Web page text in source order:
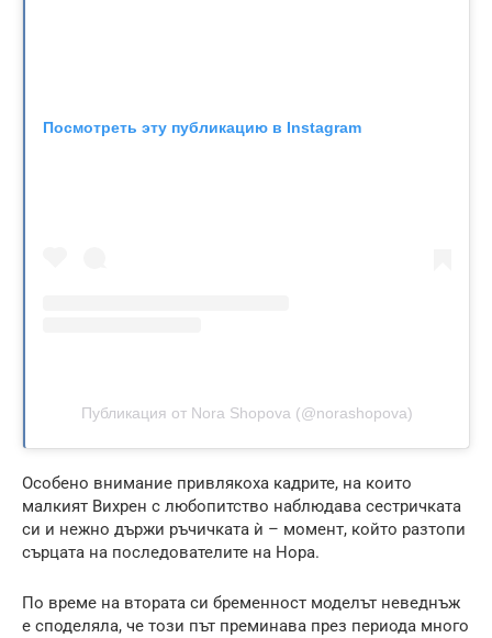
Посмотреть эту публикацию в Instagram
Публикация от Nora Shopova (@norashopova)
Особено внимание привлякоха кадрите, на които
малкият Вихрен с любопитство наблюдава сестричката
си и нежно държи ръчичката ѝ – момент, който разтопи
сърцата на последователите на Нора.
По време на втората си бременност моделът неведнъж
е споделяла, че този път преминава през периода много